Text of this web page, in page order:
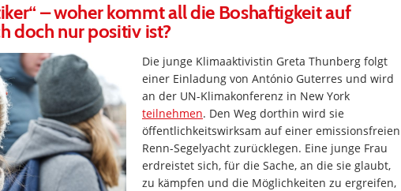
– woher kommt all die Boshaftigkeit auf
doch nur positiv ist?
Die junge Klimaaktivistin Greta Thunberg folgt
einer Einladung von António Guterres und wird
an der UN-Klimakonferenz in New York
teilnehmen. Den Weg dorthin wird sie
öffentlichkeitswirksam auf einer emissionsfreien
Renn-Segelyacht zurücklegen. Eine junge Frau
erdreistet sich, für die Sache, an die sie glaubt,
zu kämpfen und die Möglichkeiten zu ergreifen,